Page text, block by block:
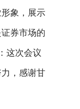
象，展示
券市场的
这次会议
，感谢甘